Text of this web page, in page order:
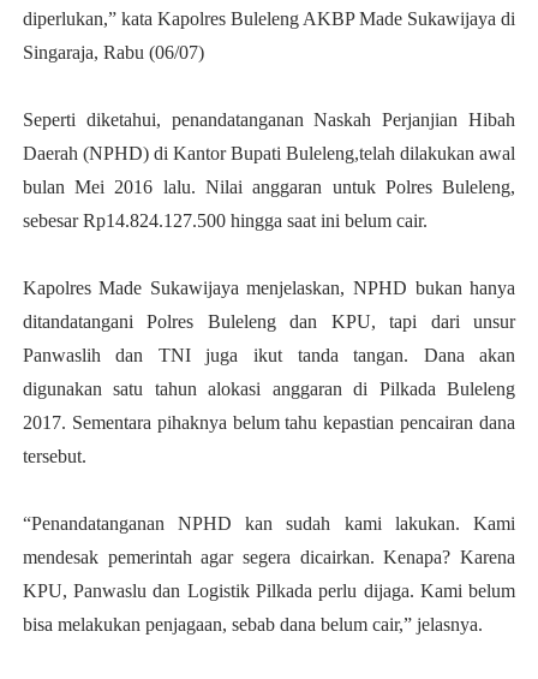
diperlukan,” kata Kapolres Buleleng AKBP Made Sukawijaya di
Singaraja, Rabu (06/07)
Seperti diketahui, penandatanganan Naskah Perjanjian Hibah
Daerah (NPHD) di Kantor Bupati Buleleng,telah dilakukan awal
bulan Mei 2016 lalu. Nilai anggaran untuk Polres Buleleng,
sebesar Rp14.824.127.500 hingga saat ini belum cair.
Kapolres Made Sukawijaya menjelaskan, NPHD bukan hanya
ditandatangani Polres Buleleng dan KPU, tapi dari unsur
Panwaslih dan TNI juga ikut tanda tangan. Dana akan
digunakan satu tahun alokasi anggaran di Pilkada Buleleng
2017. Sementara pihaknya belum tahu kepastian pencairan dana
tersebut.
“Penandatanganan NPHD kan sudah kami lakukan. Kami
mendesak pemerintah agar segera dicairkan. Kenapa? Karena
KPU, Panwaslu dan Logistik Pilkada perlu dijaga. Kami belum
bisa melakukan penjagaan, sebab dana belum cair,” jelasnya.